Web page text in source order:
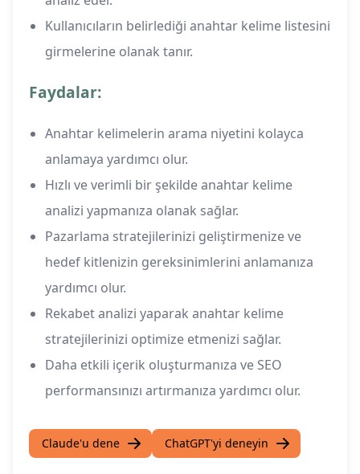
Kullanıcıların belirlediği anahtar kelime listesini
girmelerine olanak tanır.
Faydalar:
Anahtar kelimelerin arama niyetini kolayca
anlamaya yardımcı olur.
Hızlı ve verimli bir şekilde anahtar kelime
analizi yapmanıza olanak sağlar.
Pazarlama stratejilerinizi geliştirmenize ve
hedef kitlenizin gereksinimlerini anlamanıza
yardımcı olur.
Rekabet analizi yaparak anahtar kelime
stratejilerinizi optimize etmenizi sağlar.
Daha etkili içerik oluşturmanıza ve SEO
performansınızı artırmanıza yardımcı olur.
Claude'u dene ChatGPT'yi deneyin